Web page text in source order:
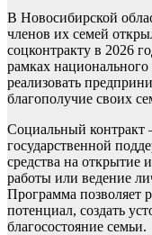
В Новосибирской
членов их семей
соцконтракту в 2026
рамках
реализовать
благополучие своих
Социальный контракт
государственной
средства на открытие
работы или ведение
Программа позволяет
потенциал, создать
благосостояние семьи.